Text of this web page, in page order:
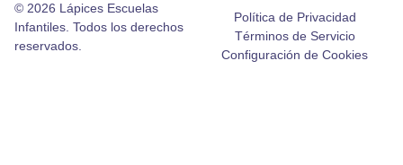
© 2026 Lápices Escuelas
Infantiles. Todos los derechos
reservados.
Política de Privacidad
Términos de Servicio
Configuración de Cookies